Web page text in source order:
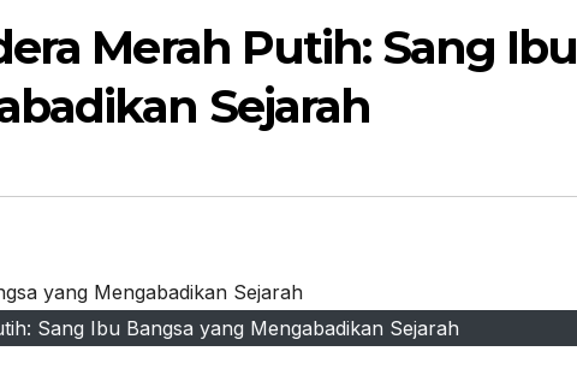
Merah Putih: Sang Ibu
Sejarah
Sang Ibu Bangsa yang Mengabadikan Sejarah